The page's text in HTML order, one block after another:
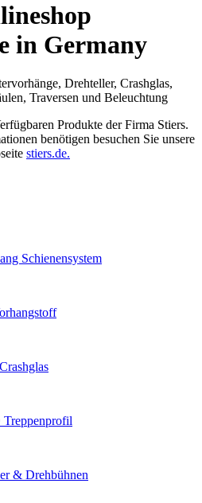
in Germany
Drehteller, Crashglas,
Traversen und Beleuchtung
Produkte der Firma Stiers.
benötigen besuchen Sie unsere
stiers.de.
Schienensystem
Crashglas
& Drehbühnen